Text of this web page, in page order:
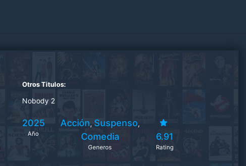
Otros Titulos:
Nobody 2
2025
Año
Acción, Suspenso,
Comedia
Generos
6.91
Rating